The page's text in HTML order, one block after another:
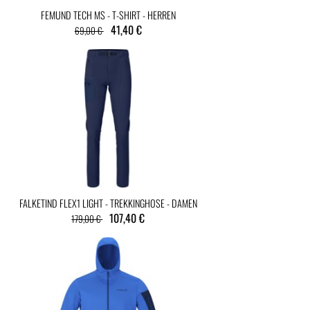
FEMUND TECH MS - T-SHIRT - HERREN
69,00 € 41,40 €
FALKETIND FLEX1 LIGHT - TREKKINGHOSE - DAMEN
179,00 € 107,40 €